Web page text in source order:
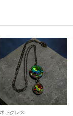
ネックレス